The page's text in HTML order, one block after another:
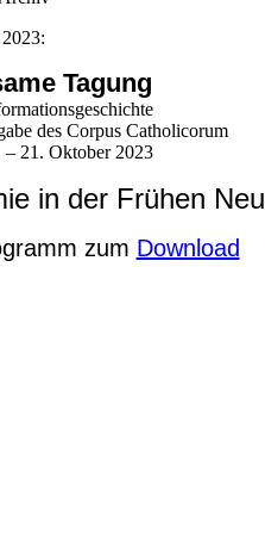
2023:
Tagung
des Corpus Catholicorum
– 21. Oktober 2023
in der Frühen
zum Download